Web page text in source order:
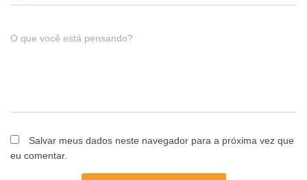
O que você está pensando?
Salvar meus dados neste navegador para a próxima vez que
eu comentar.